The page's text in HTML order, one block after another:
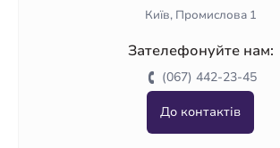
Київ, Промислова 1
Зателефонуйте нам:
(067) 442-23-45
До контактів